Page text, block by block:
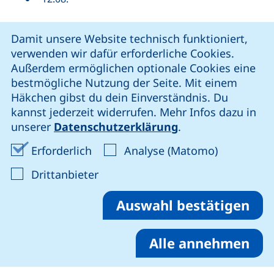
Damit unsere Website technisch funktioniert,
verwenden wir dafür erforderliche Cookies.
Außerdem ermöglichen optionale Cookies eine
bestmögliche Nutzung der Seite. Mit einem
Häkchen gibst du dein Einverständnis. Du
kannst jederzeit widerrufen. Mehr Infos dazu in
unserer Datenschutzerklärung.
Erforderlich Erforderliche Cookies akzeptieren
Analyse (Matomo)Analyse-
Drittanbieter: Cookies von Drittanbieter
Auswahl bestätigen
Alle annehmen
Für zeitliche Absprachen oder abweichende
Terminvorschläge, melde dich bei →
mor.winkler(at)ostfalia.de(öffnet Ihr E-Mail-Programm)
Digitale Bewerbung:
Noch bis zum 15. August bewerben!Die
Bewerbungsfrist für den Studiengang wurde
verlängert. Informieren Sie sich über die
Zulassungsvoraussetzungen und senden Sie Ihre
Bewerbungsunterlagen fristgerecht ein.
Lade hier deine Mappe hoch!(externer Link, öffnet